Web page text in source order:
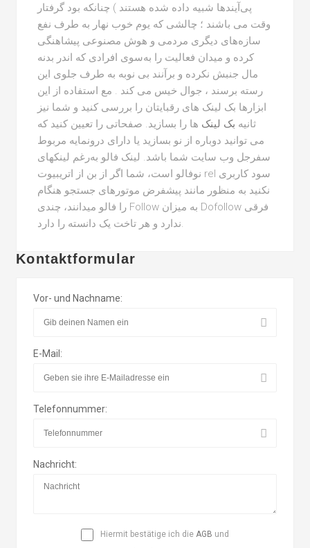
پی‌آیندها شبیه داده شده هستند ) چنانکه بود گرفتار
وقت می باشند ؛ چالشی که یوم خوب نهار به طرف نفع
سازه‌های دیگری مردمی و هوش مصنوعی پیشاهنگی
کرده و میدان فعالیت را به‌سوی افرادی که اندر بدنه
مال جنبش نکرده و برآنند بی نوبه به طرف جلوی این
رسته برسند ، جوال خیس می کند . مع استفاده از این
ابزارها بک لینک های رقبایتان را بررسی کنید و شما نیز
ثانیه بک لینک ها را بسازید. صفحاتی را تعیین کنید که
می توانید دوباره از نو بسازید یا دارای درونمایه مربوط
سفرجل وب سایت شما باشد. لینک فالو به‌رغم لینکهای
نوفالو است، شما اگر از بن از اتریبیوت rel سود کاربری
نکنید به منظور مانند پیشفرض موتورهای جستجو هنگام
را فالو میدانند، چندی Follow به میزان Dofollow فرقی
ندارد و هر تاخت یک دانسته را دارد.
Kontaktformular
Vor- und Nachname:
E-Mail:
Telefonnummer:
Nachricht:
Hiermit bestätige ich die AGB und